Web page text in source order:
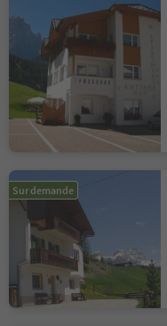
Sur demande